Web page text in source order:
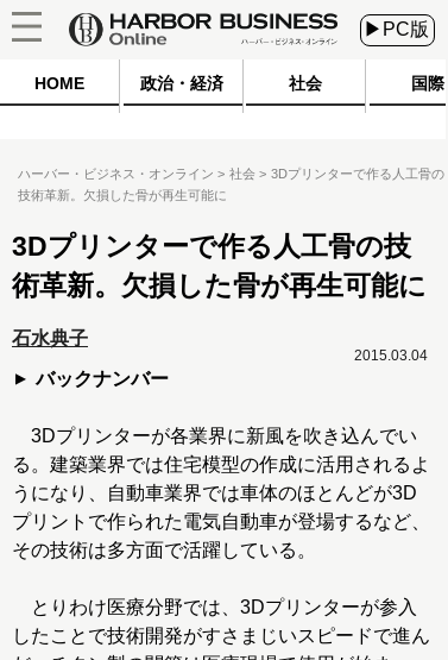
▶PC版
HOME 政治・経済 社会 国際
ハーバー・ビジネス・オンライン 社会
3Dプリンターで作る人工骨の
技術革新。欠損した骨が再生可能に
3Dプリンターで作る人工骨の技
術革新。欠損した骨が再生可能に
石水典子
バックナンバー
2015.03.04
3Dプリンターが各業界に新風を吹き込んでい
る。建築業界では住宅模型の作成に活用されるよ
うになり、自動車業界では車体のほとんどが3D
プリントで作られた電気自動車が登場するなど、
その技術は多方面で活躍している。
とりわけ医療分野では、3Dプリンターが参入
したことで技術開発がすさまじいスピードで進ん